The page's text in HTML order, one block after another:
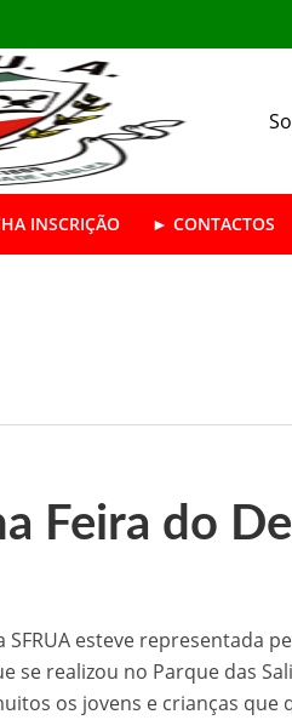
INSCRIÇÃO ► CONTACTOS
assinalou o seu 157.º aniversário.
157º Aniversário da SFRUA “A
Sede em Transformação!
Feira do
SFRUA esteve representada
se realizou no Parque das
os jovens e crianças